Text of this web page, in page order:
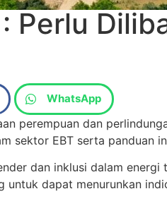
Perlu
WhatsApp
perempuan dan
sektor EBT serta panduan
dan inklusi dalam
untuk dapat menurunkan